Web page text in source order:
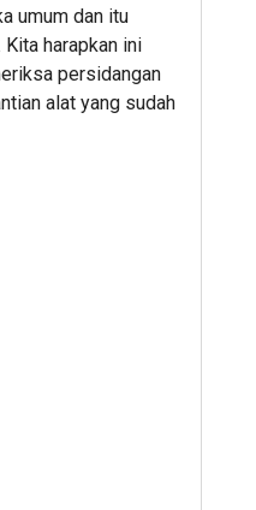
umum dan itu
harapkan ini
persidangan
alat yang sudah